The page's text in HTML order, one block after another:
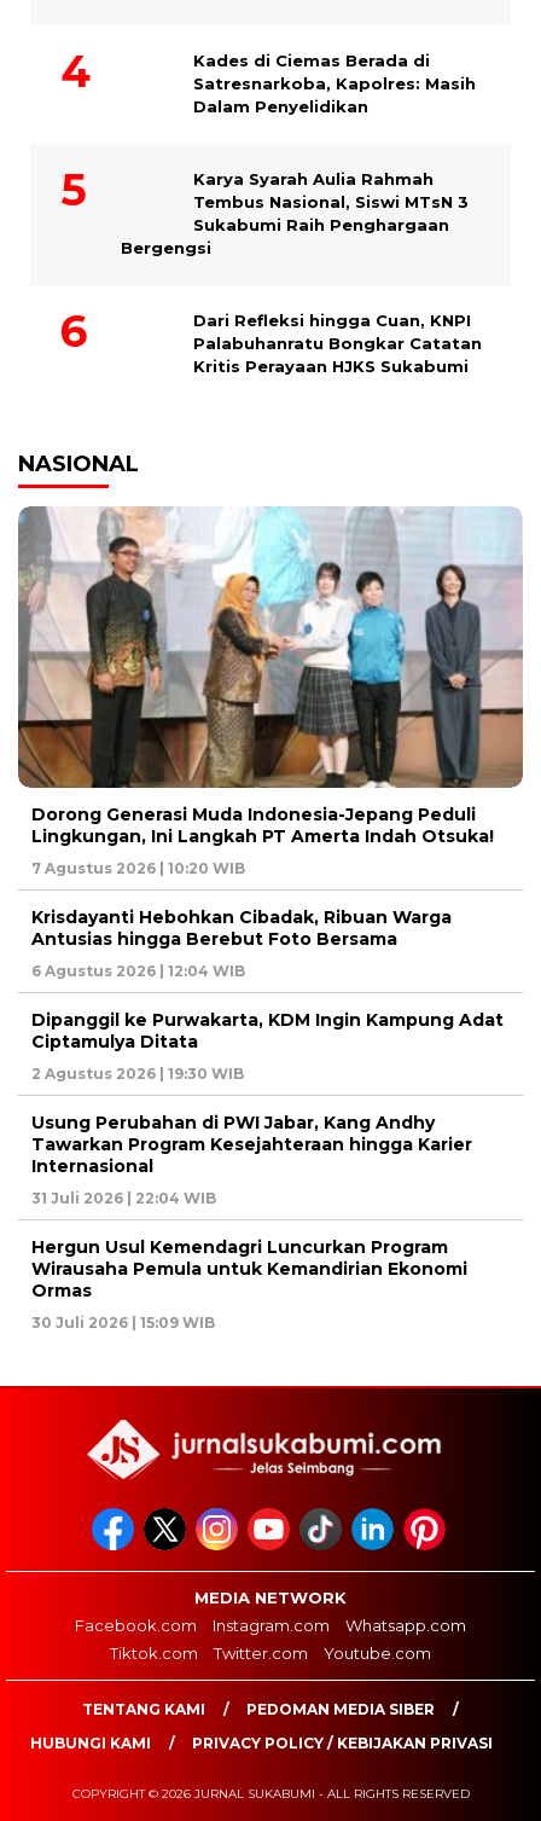
Kades di Ciemas Berada di
Satresnarkoba, Kapolres: Masih
Dalam Penyelidikan
Karya Syarah Aulia Rahmah
Tembus Nasional, Siswi MTsN 3
Sukabumi Raih Penghargaan
Bergengsi
Dari Refleksi hingga Cuan, KNPI
Palabuhanratu Bongkar Catatan
Kritis Perayaan HJKS Sukabumi
NASIONAL
Dorong Generasi Muda Indonesia-Jepang Peduli
Lingkungan, Ini Langkah PT Amerta Indah Otsuka!
7 Agustus 2026 | 10:20 WIB
Krisdayanti Hebohkan Cibadak, Ribuan Warga
Antusias hingga Berebut Foto Bersama
6 Agustus 2026 | 12:04 WIB
Dipanggil ke Purwakarta, KDM Ingin Kampung Adat
Ciptamulya Ditata
2 Agustus 2026 | 19:30 WIB
Usung Perubahan di PWI Jabar, Kang Andhy
Tawarkan Program Kesejahteraan hingga Karier
Internasional
31 Juli 2026 | 22:04 WIB
Hergun Usul Kemendagri Luncurkan Program
Wirausaha Pemula untuk Kemandirian Ekonomi
Ormas
30 Juli 2026 | 15:09 WIB
MEDIA NETWORK
Facebook.com
Instagram.com
Whatsapp.com
Tiktok.com
Twitter.com Youtube.com
TENTANG KAMI
PEDOMAN MEDIA SIBER
HUBUNGI KAMI
PRIVACY POLICY / KEBIJAKAN PRIVASI
COPYRIGHT © 2026 JURNAL SUKABUMI - ALL RIGHTS RESERVED